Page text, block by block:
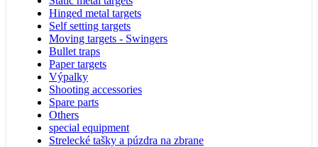
Hinged metal targets
Self setting targets
Moving targets - Swingers
Bullet traps
Paper targets
Výpalky
Shooting accessories
Spare parts
Others
special equipment
Strelecké tašky a púzdra na zbrane